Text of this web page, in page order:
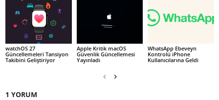
watchOS 27
Güncellemeleri Tansiyon
Takibini Geliştiriyor
Apple Kritik macOS
Güvenlik Güncellemesi
Yayınladı
WhatsApp Ebeveyn
Kontrolü iPhone
Kullanıcılarına Geldi
1 YORUM